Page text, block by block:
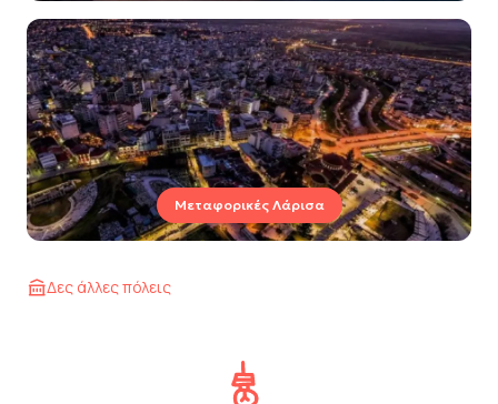
Μεταφορικές Λάρισα
Δες άλλες πόλεις